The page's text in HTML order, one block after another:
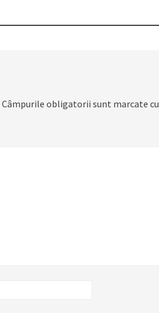
Câmpurile obligatorii sunt marcate cu